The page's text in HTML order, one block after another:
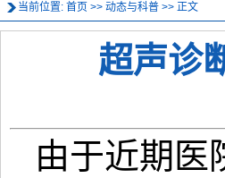
当前位置: 首页 >> 动态与科普 >> 正文
超声诊
由于近期医